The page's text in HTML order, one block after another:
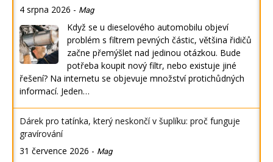
4 srpna 2026 - Mag
Když se u dieselového automobilu objeví
problém s filtrem pevných částic, většina řidičů
začne přemýšlet nad jedinou otázkou. Bude
potřeba koupit nový filtr, nebo existuje jiné
řešení? Na internetu se objevuje množství protichůdných
informací. Jeden…
Dárek pro tatínka, který neskončí v šuplíku: proč funguje
gravírování
31 července 2026 - Mag